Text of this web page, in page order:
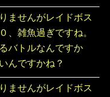
ませんがレイドボス
、雑魚過ぎですね。
バトルなんですか
んですかね？
ませんがレイドボス